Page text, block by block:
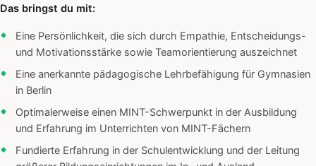
Das bringst du mit:
Eine Persönlichkeit, die sich durch Empathie, Entscheidungs-
und Motivationsstärke sowie Teamorientierung auszeichnet
Eine anerkannte pädagogische Lehrbefähigung für Gymnasien
in Berlin
Optimalerweise einen MINT-Schwerpunkt in der Ausbildung
und Erfahrung im Unterrichten von MINT-Fächern
Fundierte Erfahrung in der Schulentwicklung und der Leitung